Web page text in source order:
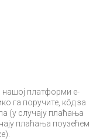
нашој платформи е-
га поручите, кôд за
(у случају плаћања
плаћања поузећем